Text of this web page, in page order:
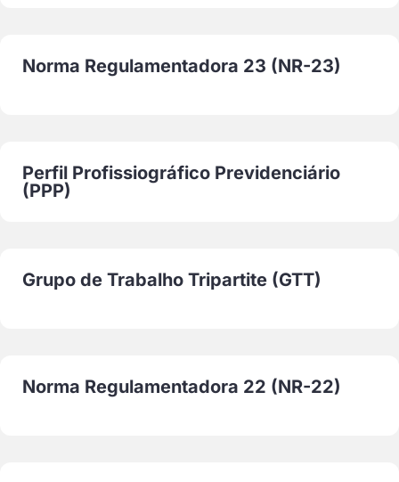
Norma Regulamentadora 23 (NR-23)
Perfil Profissiográfico Previdenciário
(PPP)
Grupo de Trabalho Tripartite (GTT)
Norma Regulamentadora 22 (NR-22)